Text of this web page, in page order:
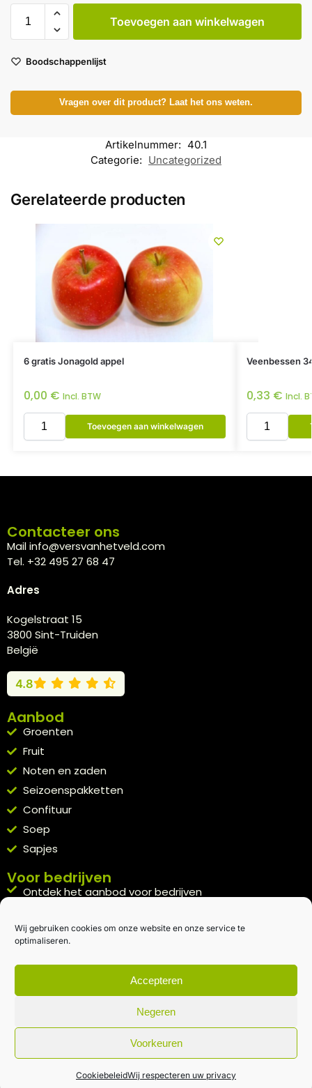
Wij gebruiken cookies om onze website en onze service te
optimaliseren.
Accepteren
Negeren
Voorkeuren
CookiebeleidWij respecteren uw privacy
Toevoegen aan winkelwagen
Boodschappenlijst
Vragen over dit product? Laat het ons weten.
Artikelnummer: 40.1
Categorie: Uncategorized
Gerelateerde producten
6 gratis Jonagold appel
0,00 € Incl. BTW
Toevoegen aan winkelwagen
Veenbessen
0,33 € Incl.
Contacteer ons
Mail info@versvanhetveld.com
Tel. +32 495 27 68 47
Adres
Kogelstraat 15
3800 Sint-Truiden
België
4.8
Aanbod
Groenten
Fruit
Noten en zaden
Seizoenspakketten
Confituur
Soep
Sapjes
Voor bedrijven
Ontdek het aanbod voor bedrijven
Kennismakingspakket aanvragen
Blijft op de hoogte
Rechtstreeks van het veld naar je inbox.
Inschrijven nieuwsbrief
Algemene voorwaarden|Privacybeleid| gemaakt met door
creativitijd